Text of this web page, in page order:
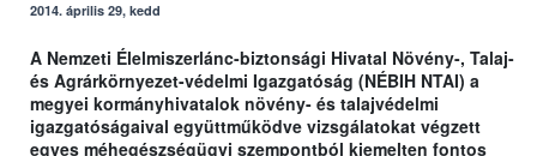
2014. április 29, kedd
A Nemzeti Élelmiszerlánc-biztonsági Hivatal Növény-, Talaj-
és Agrárkörnyezet-védelmi Igazgatóság (NÉBIH NTAI) a
megyei kormányhivatalok növény- és talajvédelmi
igazgatóságaival együttműködve vizsgálatokat végzett
egyes méhegészségügyi szempontból kiemelten fontos